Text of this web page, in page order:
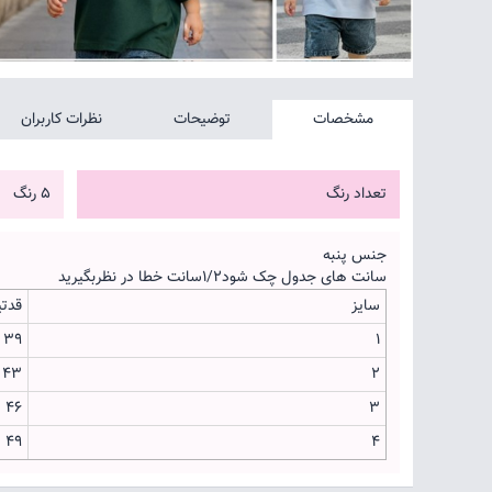
مشخصات توضیحات نظرات کاربران
تعداد رنگ 5 رنگ
جنس پنبه
سانت های جدول چک شود۱/۲سانت خطا در نظربگیرید
سایز
۱
۳۹
۲
۴۳
۳
۴۶
۴
۴۹